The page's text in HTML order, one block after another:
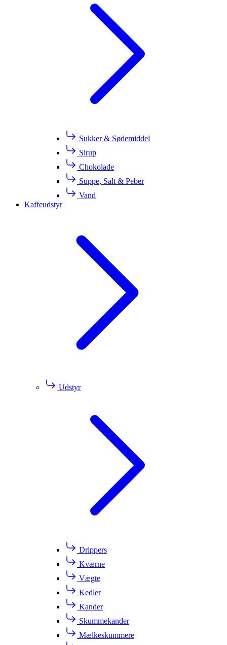
Sukker & Sødemiddel
Sirup
Chokolade
Suppe, Salt & Peber
Vand
Kaffeudstyr
Udstyr
Drippers
Kværne
Vægte
Kedler
Kander
Skummekander
Mælkeskummere